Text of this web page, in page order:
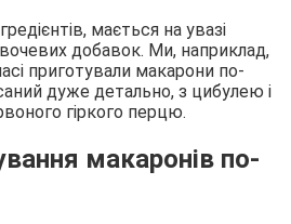
мається на увазі
добавок. Ми, наприклад,
приготували макарони по-
дуже детально, з цибулею і
гіркого перцю.
макаронів по-